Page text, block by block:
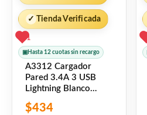
✓ Tienda Verificada
1
▣ Hasta 12 cuotas sin recargo
A3312 Cargador
Pared 3.4A 3 USB
Lightning Blanco
LDNIO
$434